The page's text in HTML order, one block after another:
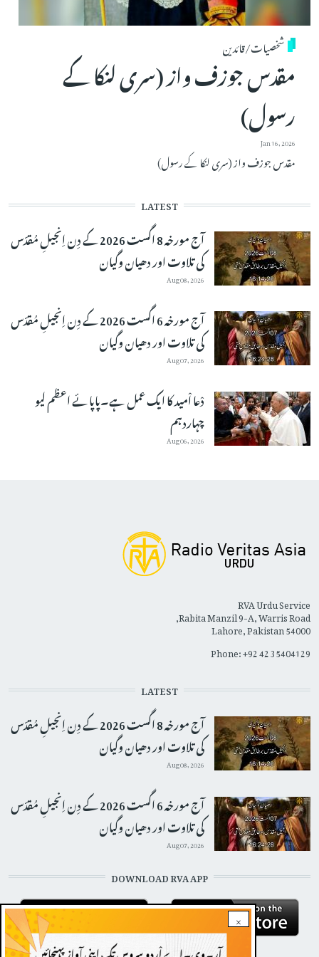
شخصیات/قائدین
مقدس جوزف واز (سری لنکا کے
رسول)
Jan 16, 2026
مقدس جوزف واز (سری لنکا کے رسول)
LATEST
آج مورخہ 8 اگست 2026 کے دِن اِنجیلِ مُقدّس
کی تلاوت اور دھیان وگیان
Aug 08, 2026
آج مورخہ 6 اگست 2026 کے دِن اِنجیلِ مُقدّس
کی تلاوت اور دھیان وگیان
Aug 07, 2026
دْعا اْمید کا ایک عمل ہے۔پاپائے اعظم لیو
چہاردہم
Aug 06, 2026
×
RVA Urdu Service
Rabita Manzil 9-A, Warris Road,
Lahore, Pakistan 54000
Phone: +92 42 35404129
LATEST
آج مورخہ 8 اگست 2026 کے دِن اِنجیلِ مُقدّس
کی تلاوت اور دھیان وگیان
Aug 08, 2026
آج مورخہ 6 اگست 2026 کے دِن اِنجیلِ مُقدّس
کی تلاوت اور دھیان وگیان
Aug 07, 2026
DOWNLOAD RVA APP